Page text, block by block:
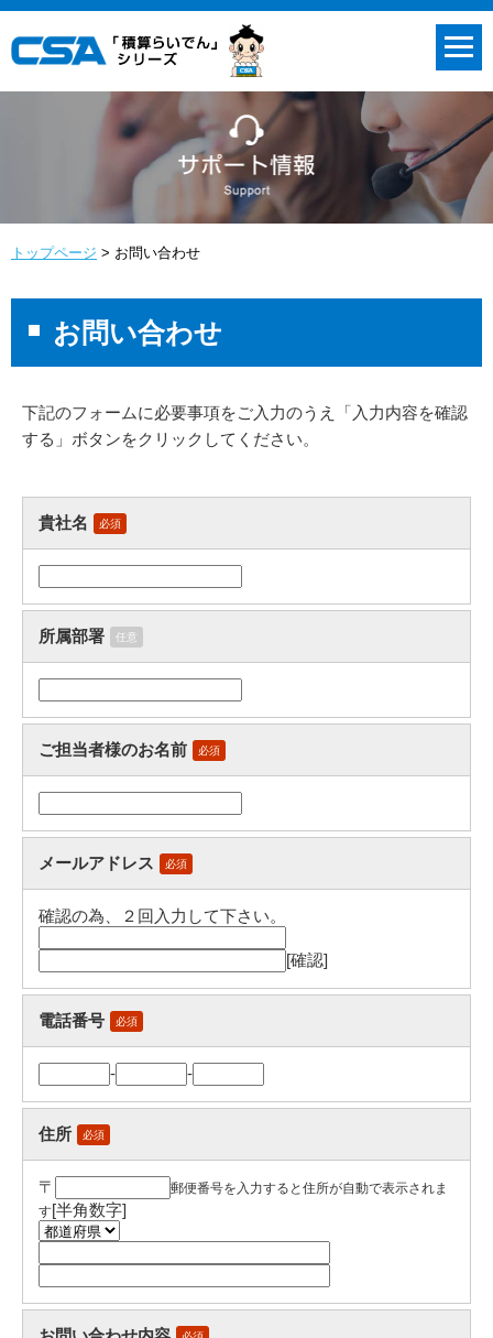
トップページ お問い合わせ
お問い合わせ
下記のフォームに必要事項をご入力のうえ「入力内容を確認
する」ボタンをクリックしてください。
貴社名 必須
所属部署 任意
ご担当者様のお名前 必須
メールアドレス 必須
確認の為、２回入力して下さい。
[確認]
電話番号 必須
- -
住所 必須
〒
郵便番号を入力すると住所が自動で表示されま
す[半角数字]